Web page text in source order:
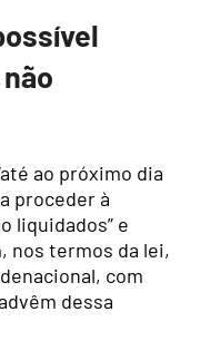
ao próximo dia
proceder à
liquidados” e
nos termos da lei,
com
dessa